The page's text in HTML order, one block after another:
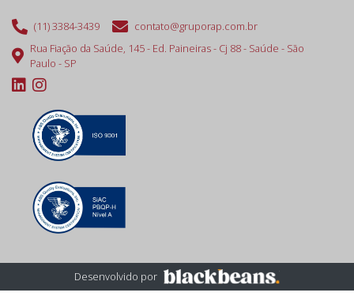
(11) 3384-3439
contato@gruporap.com.br
Rua Fiação da Saúde, 145 - Ed. Paineiras - Cj 88 - Saúde - São
Paulo - SP
Desenvolvido por